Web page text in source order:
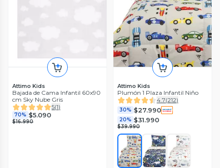
Attimo Kids
Bajada de Cama Infantil 60x90
cm Sky Nube Gris
5(1)
70% $5.090
$16.990
Attimo Kids
Plumón 1 Plaza Infantil Niño
4.7(212)
30% $27.990
20% $31.990
$39.990